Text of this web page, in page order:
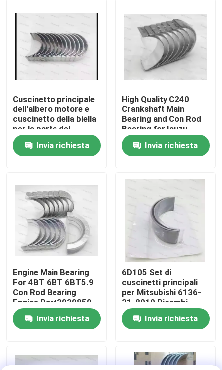
Casa.
Prodotti
video
Visita alla fabbrica
Controllo della qualità
Contattaci
Notizie
CUSCINETTO PRINCIPALE DEL MOTORE
Cuscinetto principale
dell'albero motore e
cuscinetto della biella
per la parte del
motore diesel del
motore 6D114
3950661 3945918
Invia richiesta
High Quality C240
Crankshaft Main
Bearing and Con Rod
Bearing for Isuzu
Motor Diesel Engine
Part
Invia richiesta
Engine Main Bearing
For 4BT 6BT 6BT5.9
Con Rod Bearing
Engine Part3939859
3802070
Invia richiesta
6D105 Set di
cuscinetti principali
per Mitsubishi 6136-
21-8010 Ricambi
Cuscinetti per motori
diesel Invia richiesta